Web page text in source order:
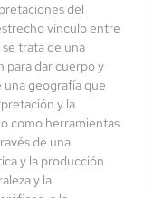
del
vínculo entre
trata de una
para dar cuerpo y
geografía que
y la
como herramientas
de una
y la producción
y la